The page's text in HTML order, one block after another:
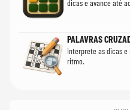
dicas e avance até
PALAVRAS
Interprete as dicas
ritmo.